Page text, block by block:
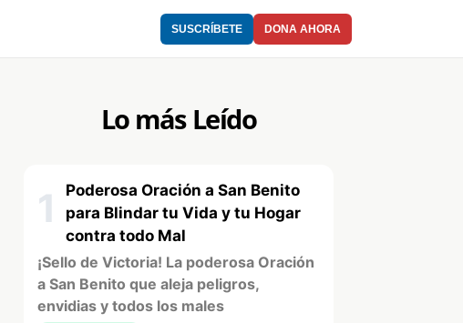
SUSCRÍBETE DONA AHORA
Lo más Leído
1
Poderosa Oración a San Benito
para Blindar tu Vida y tu Hogar
contra todo Mal
¡Sello de Victoria! La poderosa Oración
a San Benito que aleja peligros,
envidias y todos los males